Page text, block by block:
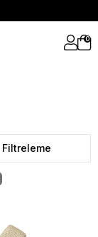
0
Filtreleme